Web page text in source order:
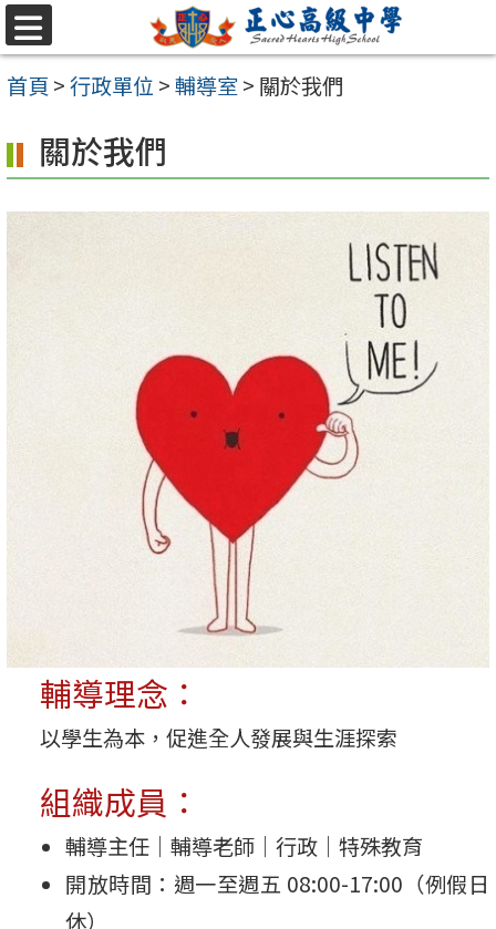
跳至主要內容區
選
單
首頁 >行政單位 >輔導室> 關於我們
關於我們
輔導理念：
以學生為本，促進全人發展與生涯探索
組織成員：
輔導主任｜輔導老師｜行政｜特殊教育
開放時間：週一至週五 08:00-17:00（例假日
休）